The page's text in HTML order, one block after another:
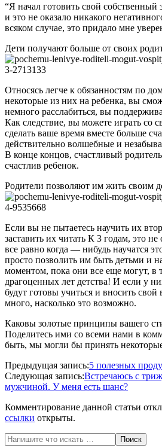
“Я начал готовить свой собственный
и это не оказало никакого
всяком случае, это придало мне
Дети получают больше от своих
Относясь легче к обязанностям по
некоторые из них на ребенка, вы
немного расслабиться, вы
Как следствие, вы можете играть со
сделать ваше время вместе больше
действительно волшебные и
В конце концов, счастливый родитель
счастлив ребенок.
Родители позволяют им жить своим
Если вы не пытаетесь научить их
заставить их читать К 3 годам, это
все равно когда — нибудь научатся
просто позволить им быть детьми и
моментом, пока они все еще могут, в
драгоценных лет детства! И если у
будут готовы учиться и вносить свой
много, насколько это возможно.
Каковы золотые принципы вашего
Поделитесь ими со всеми нами в
быть, мы могли бы принять
2020-
05-
20
Предыдущая запись:5 полезных
Следующая запись:Встречаюсь с
мужчиной. У меня есть шанс?
Комментирование данной статьи
ссылки открыты.
Поиск